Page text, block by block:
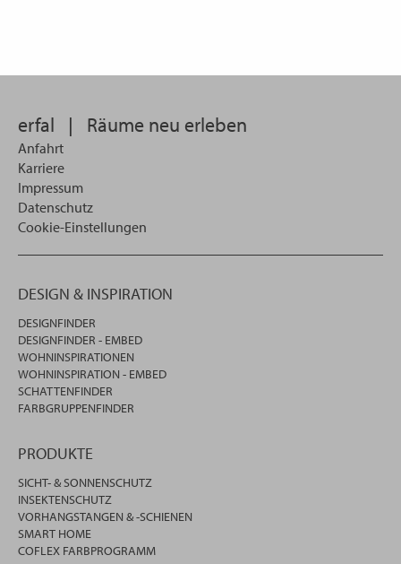
erfal | Räume neu erleben
Anfahrt
Karriere
Impressum
Datenschutz
Cookie-Einstellungen
DESIGN & INSPIRATION
DESIGNFINDER
DESIGNFINDER - EMBED
WOHNINSPIRATIONEN
WOHNINSPIRATION - EMBED
SCHATTENFINDER
FARBGRUPPENFINDER
PRODUKTE
SICHT- & SONNENSCHUTZ
INSEKTENSCHUTZ
VORHANGSTANGEN & -SCHIENEN
SMART HOME
COFLEX FARBPROGRAMM